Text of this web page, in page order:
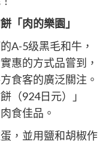
「肉的樂園」
A-5级黑毛和牛，
惠的方式品嘗到，
食客的廣泛關注。
（924日元）」
食佳品。
，並用鹽和胡椒作